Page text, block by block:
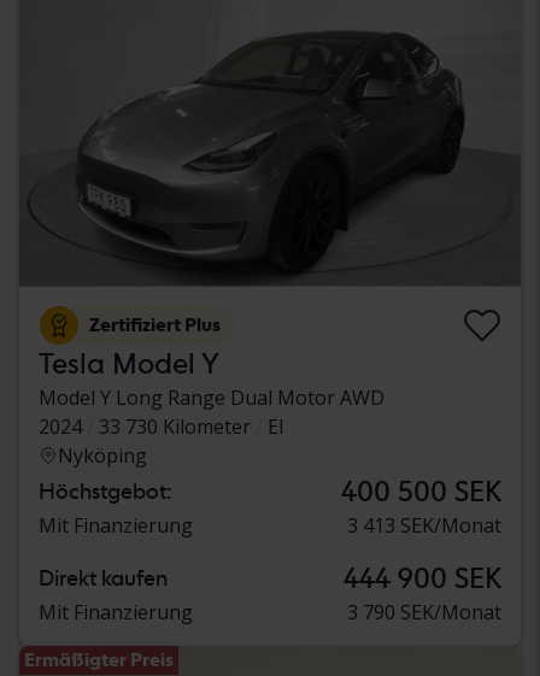
Zertifiziert Plus
Tesla Model Y
Model Y Long Range Dual Motor AWD
2024
33 730 Kilometer
El
Nyköping
Höchstgebot: 400 500 SEK
Mit Finanzierung 3 413 SEK/Monat
Direkt kaufen 444 900 SEK
Mit Finanzierung 3 790 SEK/Monat
Ermäßigter Preis